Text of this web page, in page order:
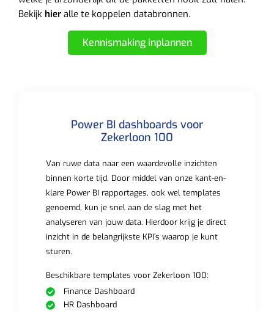
Bekijk hier alle te koppelen databronnen.
Kennismaking inplannen
Power BI dashboards voor
Zekerloon 100
Van ruwe data naar een waardevolle inzichten
binnen korte tijd. Door middel van onze kant-en-
klare Power BI rapportages, ook wel templates
genoemd, kun je snel aan de slag met het
analyseren van jouw data. Hierdoor krijg je direct
inzicht in de belangrijkste KPI’s waarop je kunt
sturen.
Beschikbare templates voor Zekerloon 100:
Finance Dashboard
HR Dashboard